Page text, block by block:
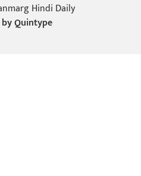
Hindi Daily
Quintype